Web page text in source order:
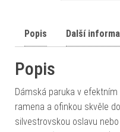
Popis Další
Popis
Dámská paruka v
ramena a ofinkou skvěle
silvestrovskou oslavu